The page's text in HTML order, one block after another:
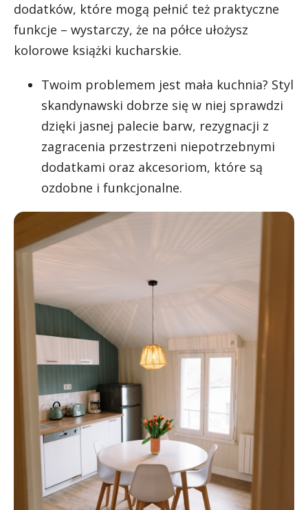
dodatków, które mogą pełnić też praktyczne
funkcje – wystarczy, że na półce ułożysz
kolorowe książki kucharskie.
Twoim problemem jest mała kuchnia? Styl
skandynawski dobrze się w niej sprawdzi
dzięki jasnej palecie barw, rezygnacji z
zagracenia przestrzeni niepotrzebnymi
dodatkami oraz akcesoriom, które są
ozdobne i funkcjonalne.